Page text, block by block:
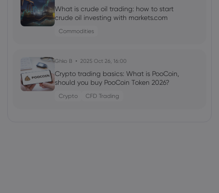
What is crude oil trading: how to start
crude oil investing with markets.com
Commodities
Ghko B 2025 Oct 26, 16:00
Crypto trading basics: What is PooCoin,
should you buy PooCoin Token 2026?
Crypto CFD Trading